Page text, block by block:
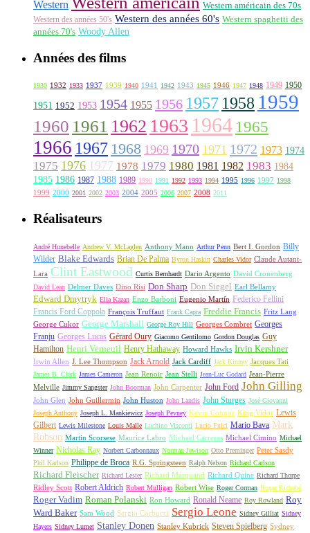
Western
Western américain des 70s
Western des années 50's Western des années 60's Western spaghetti des
années 70's Woody Allen
Années des films
1930 1932 1933 1937 1939 1940 1941 1942 1943 1945 1946 1947 1948 1949 1950
1951 1952 1953 1954 1955 1956 1957 1958 1959
1960 1961 1962 1963 1964 1965
1966 1967 1968 1969 1970 1971 1972 1973 1974
1975 1976 1977 1978 1979 1980 1981 1982 1983 1984
1985 1986 1987 1988 1989 1990 1991 1992 1993 1994 1995 1996 1997 1998
1999 2000 2001 2002 2003 2004 2005 2006 2007 2008 2011
Réalisateurs
André Hunebelle Andrew V. McLaglen Anthony Mann Arthur Penn Bert I. Gordon Billy
Wilder Blake Edwards Brian De Palma Byron Haskin Charles Vidor Claude Autant-
Lara Clint Eastwood Curtis Bernhardt Dario Argento David Cronenberg
David Lean Delmer Daves Dino Risi Don Sharp Don Siegel Earl Bellamy
Edward Dmytryk Elia Kazan Enzo Barboni Eugenio Martín Federico Fellini
Francis Ford Coppola François Truffaut Frank Capra Freddie Francis Fritz Lang
George Cukor George Marshall George Roy Hill Georges Combret Georges
Franju Georges Lucas Gérard Oury Giacomo Gentilomo Gordon Douglas Guy
Hamilton Henri Verneuil Henry Hathaway Howard Hawks Irvin Kershner
Irwin Allen J. Lee Thompson Jack Arnold Jack Cardiff Jack Kinney Jacques Tati
James B. Clark James Cameron Jean Renoir Jean Stelli Jean-Luc Godard Jean-Pierre
Melville Jimmy Sangster John Boorman John Carpenter John Ford John Gilling
John Glen John Guillermin John Huston John Landis John Sturges José Giovanni
Joseph Anthony Joseph L. Mankiewicz Joseph Pevney Kevin Connor King Vidor Lewis
Gilbert Lewis Milestone Louis Malle Luchino Visconti Lucio Fulci Mario Bava Mark
Robson Martin Scorsese Maurice Labro Michael Carreras Michael Cimino Michael
Winner Nicholas Ray Norbert Carbonnaux Norman Jewison Otto Preminger Peter Sasdy
Phil Karlson Philippe de Broca R.G. Springsteen Ralph Nelson Richard Carlson
Richard Fleischer Richard Lester Richard Marquand Richard Quine Richard Thorpe
Ridley Scott Robert Aldrich Robert Mulligan Robert Wise Roger Corman Roger Richebé
Roger Vadim Roman Polanski Ron Howard Ronald Neame Roy Rowland Roy
Ward Baker Sam Wood Sergio Corbucci Sergio Leone Sidney Gilliat Sidney
Hayers Sidney Lumet Stanley Donen Stanley Kubrick Steven Spielberg Sydney